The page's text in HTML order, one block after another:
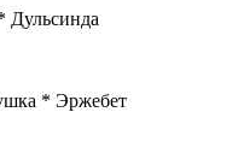
Дульсинда
* Эржебет